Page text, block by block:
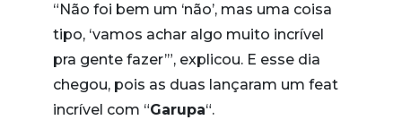
“Não foi bem um ‘não’, mas uma coisa
tipo, ‘vamos achar algo muito incrível
pra gente fazer’”, explicou. E esse dia
chegou, pois as duas lançaram um feat
incrível com “Garupa“.